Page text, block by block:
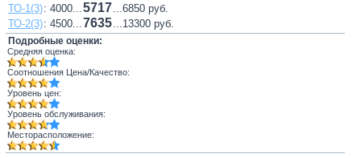
ТО-1(3): 4000...5717...6850 руб.
ТО-2(3): 4500...7635...13300 руб.
Подробные оценки:
Средняя оценка:
Соотношения Цена/Качество:
Уровень цен:
Уровень обслуживания:
Месторасположение: